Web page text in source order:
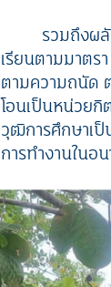
รวมถึงผ
เรียนตามมาตร
ตามความถนัด
โอนเป็นหน่วย
วุฒิการศึกษาเป็
การทำงานในอ